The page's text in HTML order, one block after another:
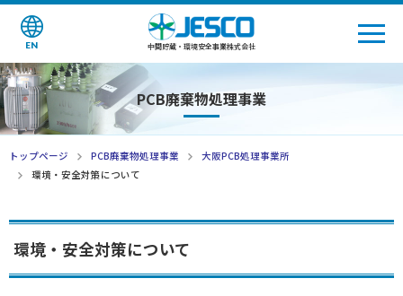
中間貯蔵・環境安全事業株式会社
EN
PCB廃棄物処理事業
トップページ PCB廃棄物処理事業
大阪PCB処理事業所
環境・安全対策について
環境・安全対策について